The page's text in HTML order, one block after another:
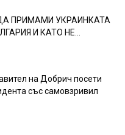
ПРИМАМИ УКРАИНКАТА
И КАТО НЕ...
на Добрич посети
със самовзривил